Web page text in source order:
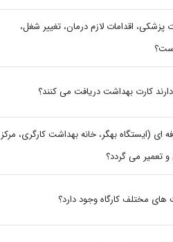
پزشکی، اقدامات لازم درمان، تغییر شغل،
دارند کارت بهداشت دریافت می کنند؟
ای (ایستگاه بهگر، خانه بهداشت کارگری، مرکز
تعمیر می گردد؟
مختلف کارگاه وجود دارد؟